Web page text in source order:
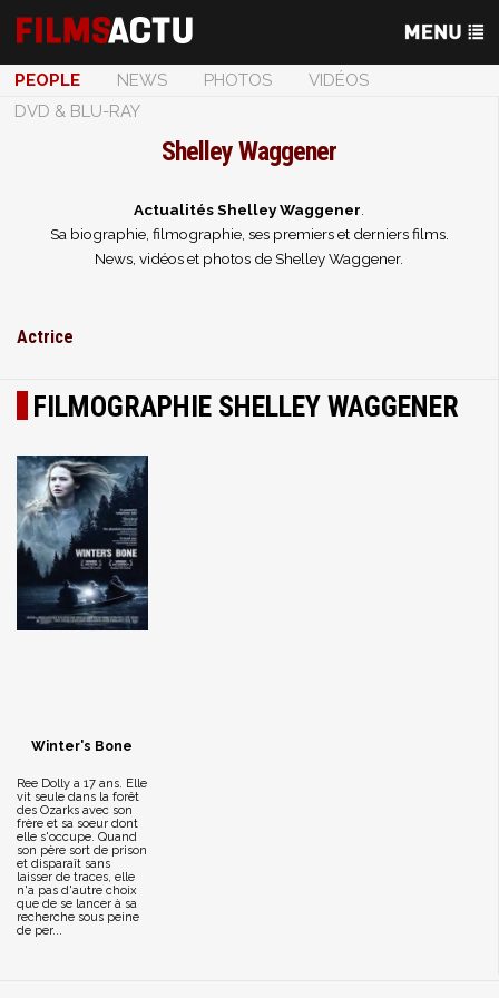
PEOPLE NEWS PHOTOS
VIDÉOS
DVD & BLU-RAY
Shelley Waggener
Actualités Shelley Waggener
Sa biographie, filmographie, ses premiers et derniers films.
News, vidéos et photos de Shelley Waggener.
Actrice
FILMOGRAPHIE SHELLEY WAGGENER
Winter's Bone
Ree Dolly a 17 ans. Elle
vit seule dans la forêt
des Ozarks avec son
frère et sa soeur dont
elle s'occupe. Quand
son père sort de prison
et disparaît sans
laisser de traces, elle
n'a pas d'autre choix
que de se lancer à sa
recherche sous peine
de per...